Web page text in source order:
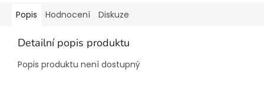
Popis Hodnocení Diskuze
Detailní popis produktu
Popis produktu není dostupný